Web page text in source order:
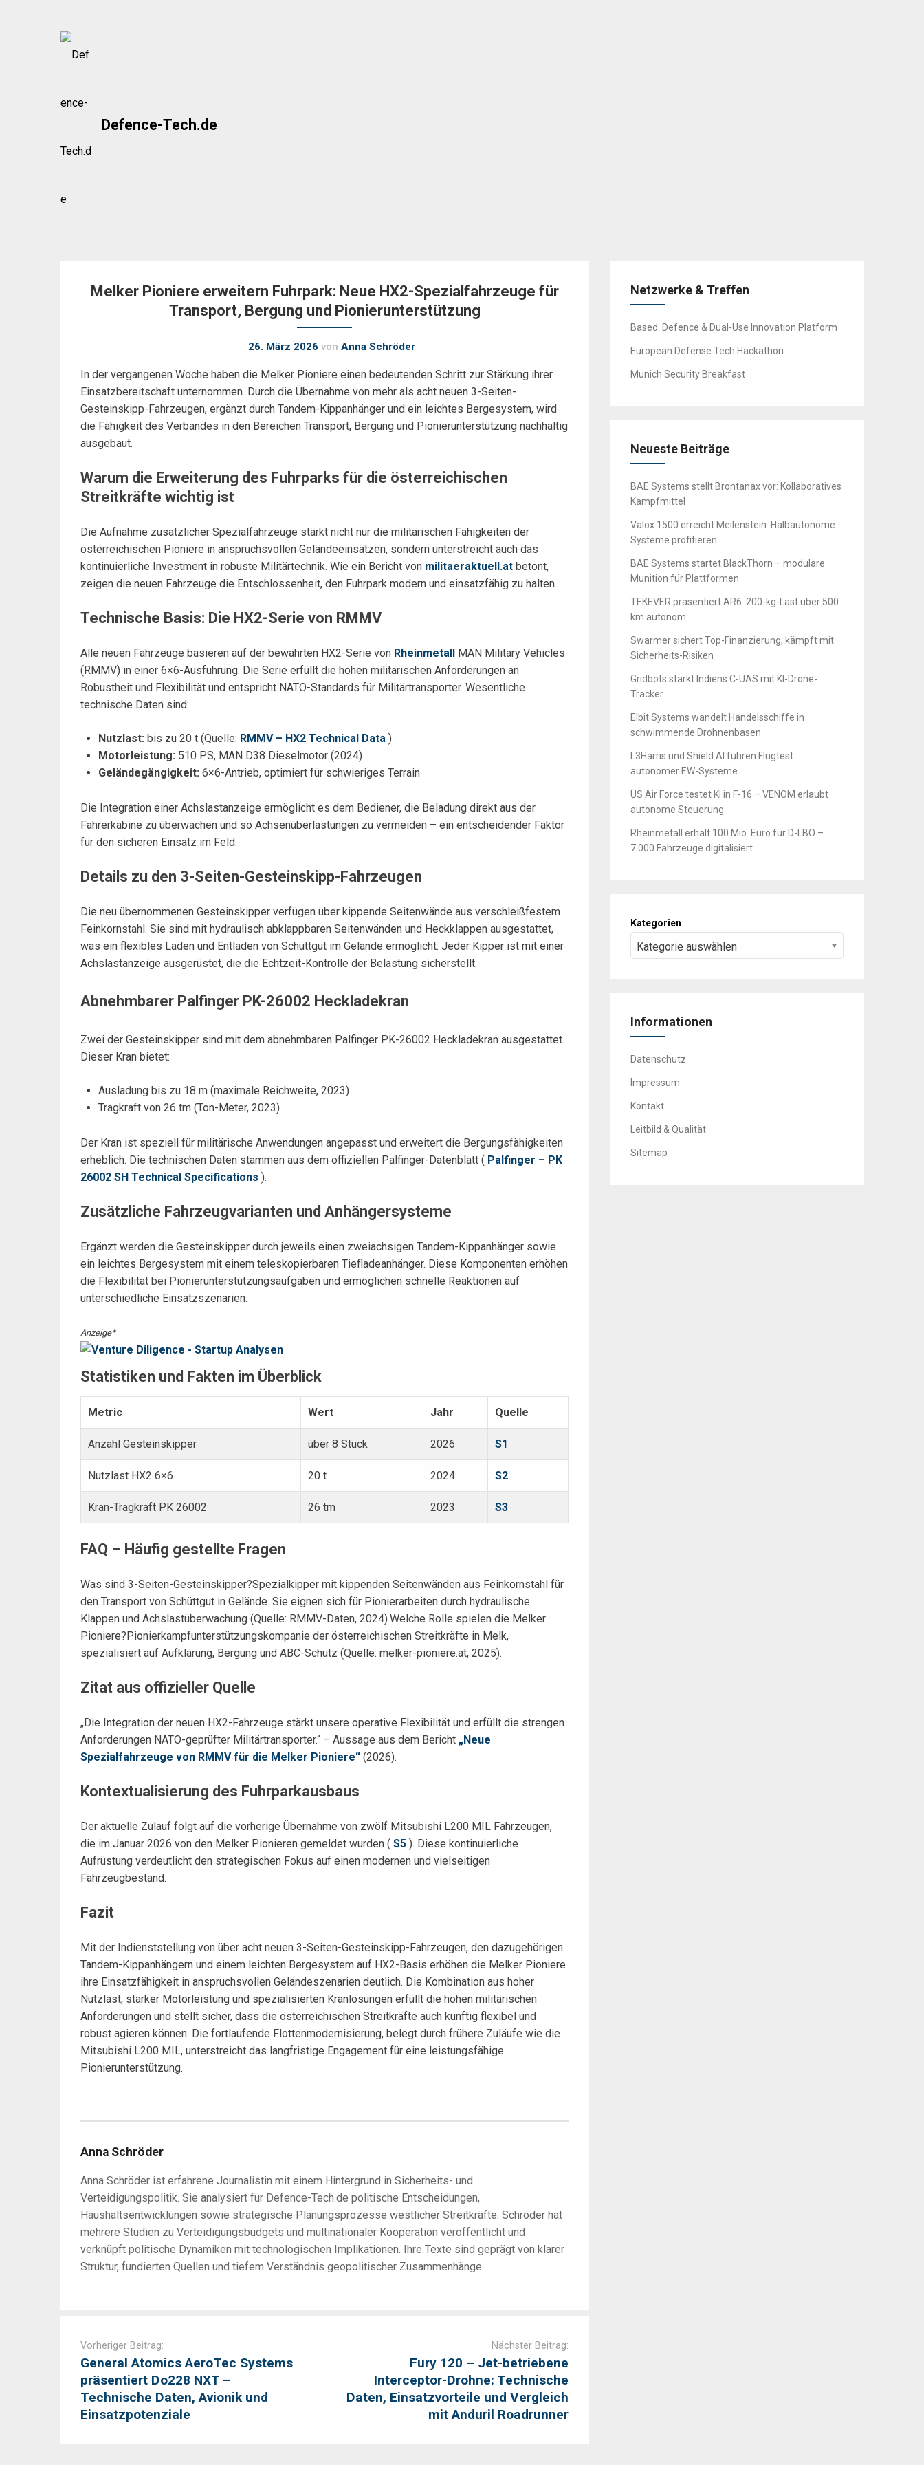
Defence-Tech.de
Melker Pioniere erweitern Fuhrpark: Neue HX2-Spezialfahrzeuge für
Transport, Bergung und Pionierunterstützung
26. März 2026 von Anna Schröder
In der vergangenen Woche haben die Melker Pioniere einen bedeutenden Schritt zur Stärkung ihrer
Einsatzbereitschaft unternommen. Durch die Übernahme von mehr als acht neuen 3-Seiten-
Gesteinskipp-Fahrzeugen, ergänzt durch Tandem-Kippanhänger und ein leichtes Bergesystem, wird
die Fähigkeit des Verbandes in den Bereichen Transport, Bergung und Pionierunterstützung nachhaltig
ausgebaut.
Warum die Erweiterung des Fuhrparks für die österreichischen
Streitkräfte wichtig ist
Die Aufnahme zusätzlicher Spezialfahrzeuge stärkt nicht nur die militärischen Fähigkeiten der
österreichischen Pioniere in anspruchsvollen Geländeeinsätzen, sondern unterstreicht auch das
kontinuierliche Investment in robuste Militärtechnik. Wie ein Bericht von militaeraktuell.at betont,
zeigen die neuen Fahrzeuge die Entschlossenheit, den Fuhrpark modern und einsatzfähig zu halten.
Technische Basis: Die HX2-Serie von RMMV
Alle neuen Fahrzeuge basieren auf der bewährten HX2-Serie von Rheinmetall MAN Military Vehicles
(RMMV) in einer 6×6-Ausführung. Die Serie erfüllt die hohen militärischen Anforderungen an
Robustheit und Flexibilität und entspricht NATO-Standards für Militärtransporter. Wesentliche
technische Daten sind:
Nutzlast: bis zu 20 t (Quelle: RMMV – HX2 Technical Data)
Motorleistung: 510 PS, MAN D38 Dieselmotor (2024)
Geländegängigkeit: 6×6-Antrieb, optimiert für schwieriges Terrain
Die Integration einer Achslastanzeige ermöglicht es dem Bediener, die Beladung direkt aus der
Fahrerkabine zu überwachen und so Achsenüberlastungen zu vermeiden – ein entscheidender Faktor
für den sicheren Einsatz im Feld.
Details zu den 3-Seiten-Gesteinskipp-Fahrzeugen
Die neu übernommenen Gesteinskipper verfügen über kippende Seitenwände aus verschleißfestem
Feinkornstahl. Sie sind mit hydraulisch abklappbaren Seitenwänden und Heckklappen ausgestattet,
was ein flexibles Laden und Entladen von Schüttgut im Gelände ermöglicht. Jeder Kipper ist mit einer
Achslastanzeige ausgerüstet, die die Echtzeit-Kontrolle der Belastung sicherstellt.
Abnehmbarer Palfinger PK-26002 Heckladekran
Zwei der Gesteinskipper sind mit dem abnehmbaren Palfinger PK-26002 Heckladekran ausgestattet.
Dieser Kran bietet:
Ausladung bis zu 18 m (maximale Reichweite, 2023)
Tragkraft von 26 tm (Ton-Meter, 2023)
Der Kran ist speziell für militärische Anwendungen angepasst und erweitert die Bergungsfähigkeiten
erheblich. Die technischen Daten stammen aus dem offiziellen Palfinger-Datenblatt ( Palfinger – PK
26002 SH Technical Specifications ).
Zusätzliche Fahrzeugvarianten und Anhängersysteme
Ergänzt werden die Gesteinskipper durch jeweils einen zweiachsigen Tandem-Kippanhänger sowie
ein leichtes Bergesystem mit einem teleskopierbaren Tiefladeanhänger. Diese Komponenten erhöhen
die Flexibilität bei Pionierunterstützungsaufgaben und ermöglichen schnelle Reaktionen auf
unterschiedliche Einsatzszenarien.
Anzeige*
Statistiken und Fakten im Überblick
Metric Wert Jahr Quelle
Anzahl Gesteinskipper über 8 Stück 2026 S1
Nutzlast HX2 6×6 20 t 2024 S2
Kran-Tragkraft PK 26002 26 tm 2023 S3
FAQ – Häufig gestellte Fragen
Was sind 3-Seiten-Gesteinskipper?Spezialkipper mit kippenden Seitenwänden aus Feinkornstahl für
den Transport von Schüttgut in Gelände. Sie eignen sich für Pionierarbeiten durch hydraulische
Klappen und Achslastüberwachung (Quelle: RMMV-Daten, 2024).Welche Rolle spielen die Melker
Pioniere?Pionierkampfunterstützungskompanie der österreichischen Streitkräfte in Melk,
spezialisiert auf Aufklärung, Bergung und ABC-Schutz (Quelle: melker-pioniere.at, 2025).
Zitat aus offizieller Quelle
„Die Integration der neuen HX2-Fahrzeuge stärkt unsere operative Flexibilität und erfüllt die strengen
Anforderungen NATO-geprüfter Militärtransporter.“ – Aussage aus dem Bericht „Neue
Spezialfahrzeuge von RMMV für die Melker Pioniere“ (2026).
Kontextualisierung des Fuhrparkausbaus
Der aktuelle Zulauf folgt auf die vorherige Übernahme von zwölf Mitsubishi L200 MIL Fahrzeugen,
die im Januar 2026 von den Melker Pionieren gemeldet wurden ( S5 ). Diese kontinuierliche
Aufrüstung verdeutlicht den strategischen Fokus auf einen modernen und vielseitigen
Fahrzeugbestand.
Fazit
Mit der Indienststellung von über acht neuen 3-Seiten-Gesteinskipp-Fahrzeugen, den dazugehörigen
Tandem-Kippanhängern und einem leichten Bergesystem auf HX2-Basis erhöhen die Melker Pioniere
ihre Einsatzfähigkeit in anspruchsvollen Geländeszenarien deutlich. Die Kombination aus hoher
Nutzlast, starker Motorleistung und spezialisierten Kranlösungen erfüllt die hohen militärischen
Anforderungen und stellt sicher, dass die österreichischen Streitkräfte auch künftig flexibel und
robust agieren können. Die fortlaufende Flottenmodernisierung, belegt durch frühere Zuläufe wie die
Mitsubishi L200 MIL, unterstreicht das langfristige Engagement für eine leistungsfähige
Pionierunterstützung.
Anna Schröder
Anna Schröder ist erfahrene Journalistin mit einem Hintergrund in Sicherheits- und
Verteidigungspolitik. Sie analysiert für Defence-Tech.de politische Entscheidungen,
Haushaltsentwicklungen sowie strategische Planungsprozesse westlicher Streitkräfte. Schröder hat
mehrere Studien zu Verteidigungsbudgets und multinationaler Kooperation veröffentlicht und
verknüpft politische Dynamiken mit technologischen Implikationen. Ihre Texte sind geprägt von klarer
Struktur, fundierten Quellen und tiefem Verständnis geopolitischer Zusammenhänge.
navigation
Vorheriger Beitrag:
General Atomics AeroTec Systems
präsentiert Do228 NXT –
Technische Daten, Avionik und
Einsatzpotenziale
Nächster Beitrag:
Fury 120 – Jet-betriebene
Interceptor-Drohne: Technische
Daten, Einsatzvorteile und Vergleich
mit Anduril Roadrunner
Netzwerke & Treffen
Based: Defence & Dual-Use Innovation Platform
European Defense Tech Hackathon
Munich Security Breakfast
Neueste Beiträge
BAE Systems stellt Brontanax vor: Kollaboratives
Kampfmittel
Valox 1500 erreicht Meilenstein: Halbautonome
Systeme profitieren
BAE Systems startet BlackThorn – modulare
Munition für Plattformen
TEKEVER präsentiert AR6: 200-kg-Last über 500
km autonom
Swarmer sichert Top-Finanzierung, kämpft mit
Sicherheits-Risiken
Gridbots stärkt Indiens C-UAS mit KI-Drone-
Tracker
Elbit Systems wandelt Handelsschiffe in
schwimmende Drohnenbasen
L3Harris und Shield AI führen Flugtest
autonomer EW-Systeme
US Air Force testet KI in F-16 – VENOM erlaubt
autonome Steuerung
Rheinmetall erhält 100 Mio. Euro für D-LBO –
7.000 Fahrzeuge digitalisiert
Kategorien
Informationen
Datenschutz
Impressum
Kontakt
Leitbild & Qualität
Sitemap